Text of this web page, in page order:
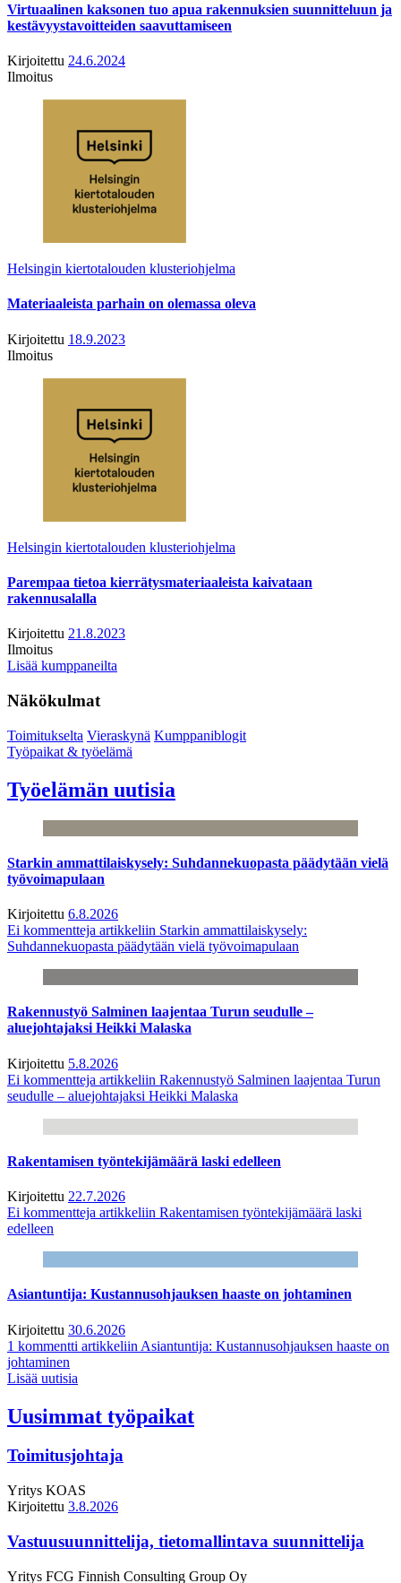
Virtuaalinen kaksonen tuo apua rakennuksien suunnitteluun ja
kestävyystavoitteiden saavuttamiseen
Kirjoitettu 24.6.2024
Ilmoitus
Helsingin kiertotalouden klusteriohjelma
Materiaaleista parhain on olemassa oleva
Kirjoitettu 18.9.2023
Ilmoitus
Helsingin kiertotalouden klusteriohjelma
Parempaa tietoa kierrätysmateriaaleista kaivataan
rakennusalalla
Kirjoitettu 21.8.2023
Ilmoitus
Lisää kumppaneilta
Näkökulmat
Toimitukselta Vieraskynä Kumppaniblogit
Työpaikat & työelämä
Työelämän uutisia
Starkin ammattilaiskysely: Suhdannekuopasta päädytään vielä
työvoimapulaan
Kirjoitettu 6.8.2026
Ei kommentteja artikkeliin Starkin ammattilaiskysely:
Suhdannekuopasta päädytään vielä työvoimapulaan
Rakennustyö Salminen laajentaa Turun seudulle –
aluejohtajaksi Heikki Malaska
Kirjoitettu 5.8.2026
Ei kommentteja artikkeliin Rakennustyö Salminen laajentaa Turun
seudulle – aluejohtajaksi Heikki Malaska
Rakentamisen työntekijämäärä laski edelleen
Kirjoitettu 22.7.2026
Ei kommentteja artikkeliin Rakentamisen työntekijämäärä laski
edelleen
Asiantuntija: Kustannusohjauksen haaste on johtaminen
Kirjoitettu 30.6.2026
1 kommentti artikkeliin Asiantuntija: Kustannusohjauksen haaste on
johtaminen
Lisää uutisia
Uusimmat työpaikat
Toimitusjohtaja
Yritys KOAS
Kirjoitettu 3.8.2026
Vastuusuunnittelija, tietomallintava suunnittelija
Yritys FCG Finnish Consulting Group Oy